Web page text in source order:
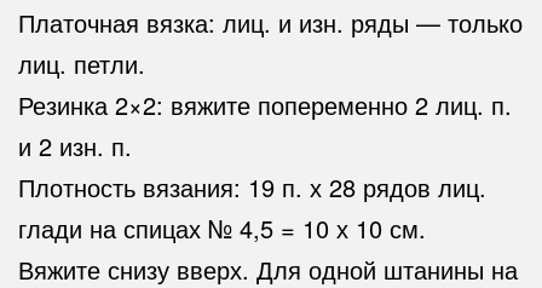
Платочная вязка: лиц. и изн. ряды — только
лиц. петли.
Резинка 2×2: вяжите попеременно 2 лиц. п.
и 2 изн. п.
Плотность вязания: 19 п. х 28 рядов лиц.
глади на спицах № 4,5 = 10 х 10 см.
Вяжите снизу вверх. Для одной штанины на